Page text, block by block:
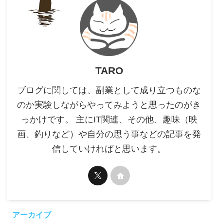
TARO
ブログに関しては、副業として成り立つものな
のか実験しながらやってみようと思ったのがき
っかけです。 主にIT関連、その他、趣味（映
画、釣りなど）や自分の思う事などの記事を発
信していければと思います。
アーカイブ